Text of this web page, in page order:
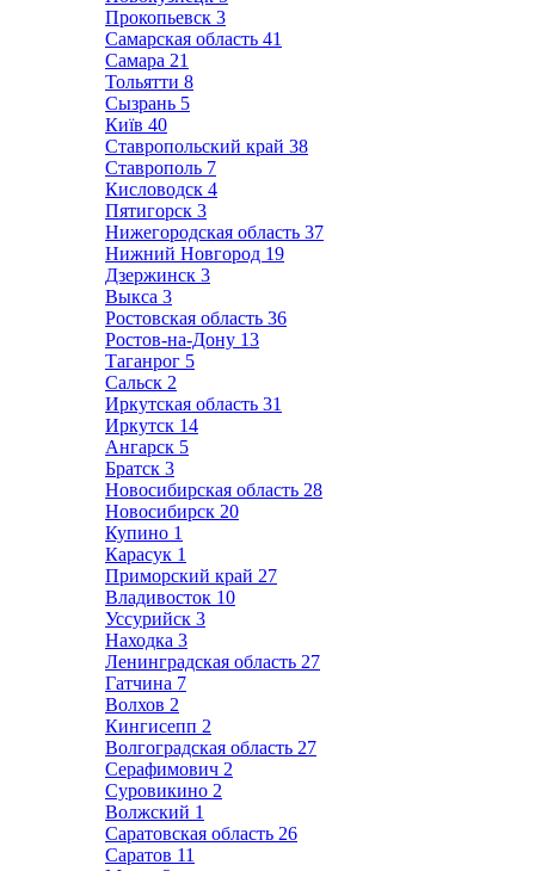
Прокопьевск 3
Самарская область 41
Самара 21
Тольятти 8
Сызрань 5
Київ 40
Ставропольский край 38
Ставрополь 7
Кисловодск 4
Пятигорск 3
Нижегородская область 37
Нижний Новгород 19
Дзержинск 3
Выкса 3
Ростовская область 36
Ростов-на-Дону 13
Таганрог 5
Сальск 2
Иркутская область 31
Иркутск 14
Ангарск 5
Братск 3
Новосибирская область 28
Новосибирск 20
Купино 1
Карасук 1
Приморский край 27
Владивосток 10
Уссурийск 3
Находка 3
Ленинградская область 27
Гатчина 7
Волхов 2
Кингисепп 2
Волгоградская область 27
Серафимович 2
Суровикино 2
Волжский 1
Саратовская область 26
Саратов 11